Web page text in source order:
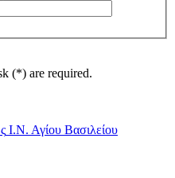
(*) are required.
Ι.Ν. Αγίου Βασιλείου